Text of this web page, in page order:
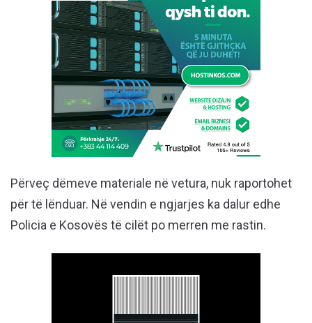
Përveç dëmeve materiale në vetura, nuk raportohet
për të lënduar. Në vendin e ngjarjes ka dalur edhe
Policia e Kosovës të cilët po merren me rastin.